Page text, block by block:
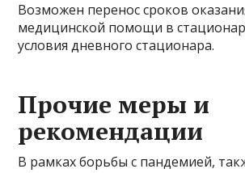
Возможен перенос сроков
медицинской помощи в
условия дневного стационара.
Прочие меры и
рекомендации
В рамках борьбы с пандемией,